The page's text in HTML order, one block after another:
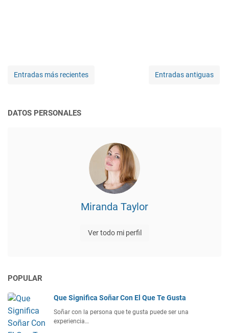
Entradas más recientes Entradas antiguas
DATOS PERSONALES
Miranda Taylor
Ver todo mi perfil
POPULAR
Que Significa Soñar Con El Que Te Gusta
Soñar con la persona que te gusta puede ser una
experiencia…